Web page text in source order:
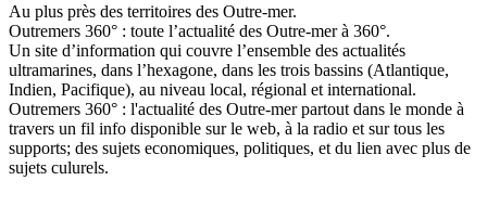
Au plus près des territoires des Outre-mer.
Outremers 360° : toute l’actualité des Outre-mer à 360°.
Un site d’information qui couvre l’ensemble des actualités
ultramarines, dans l’hexagone, dans les trois bassins (Atlantique,
Indien, Pacifique), au niveau local, régional et international.
Outremers 360° : l'actualité des Outre-mer partout dans le monde à
travers un fil info disponible sur le web, à la radio et sur tous les
supports; des sujets economiques, politiques, et du lien avec plus de
sujets culurels.